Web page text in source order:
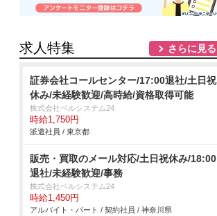
求人特集 さらに見る
証券会社コールセンター/17:00退社/土日祝
休み/未経験歓迎/高時給/資格取得可能
株式会社ベルシステム24
時給1,750円
派遣社員 / 東京都
販売・買取のメール対応/土日祝休み/18:00
退社/未経験歓迎/事務
株式会社ベルシステム24
時給1,450円
アルバイト・パート / 契約社員 / 神奈川県